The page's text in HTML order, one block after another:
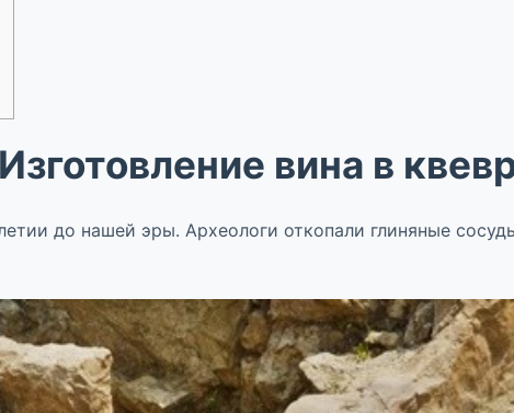
Изготовление вина в
до нашей эры. Археологи откопали глиняные